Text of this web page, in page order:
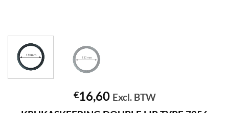
€16,60 Excl. BTW